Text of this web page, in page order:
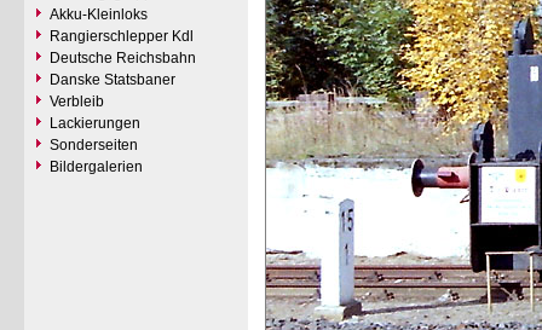
Akku-Kleinloks
Rangierschlepper Kdl
Deutsche Reichsbahn
Danske Statsbaner
Verbleib
Lackierungen
Sonderseiten
Bildergalerien